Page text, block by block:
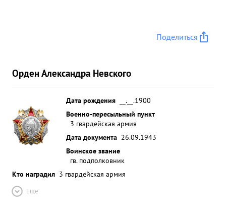
Поделиться
Орден Александра Невского
Дата рождения
__.__.1900
Военно-пересыльный пункт
3 гвардейская армия
Дата документа 26.09.1943
Воинское звание
гв. подполковник
Кто наградил 3 гвардейская армия
Ещё